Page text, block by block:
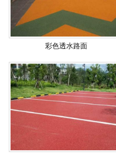
彩色透水路面